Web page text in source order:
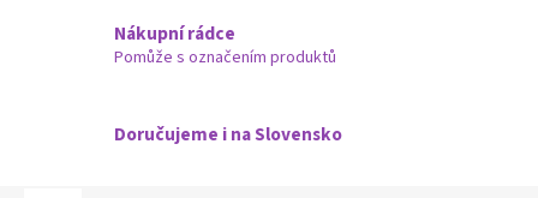
Nákupní rádce
Pomůže s označením produktů
Doručujeme i na Slovensko